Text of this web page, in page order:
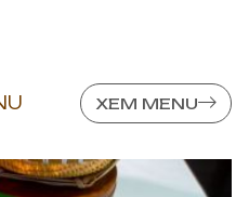
XEM MENU